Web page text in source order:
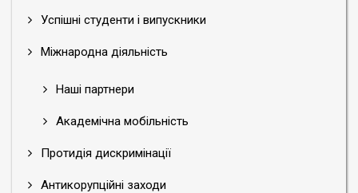
Успішні студенти і випускники
Міжнародна діяльність
Наші партнери
Академічна мобільність
Протидія дискримінації
Антикорупційні заходи